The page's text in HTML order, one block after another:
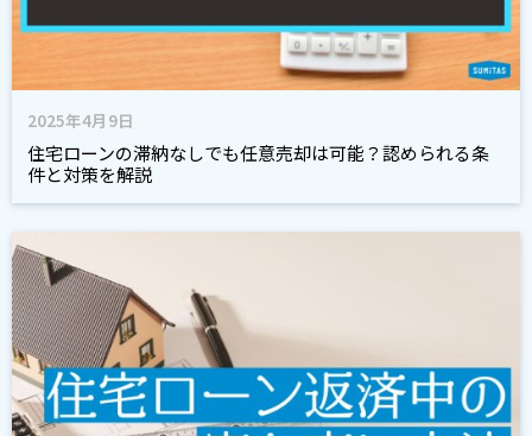
2025年4月9日
住宅ローンの滞納なしでも任意売却は可能？認められる条
件と対策を解説